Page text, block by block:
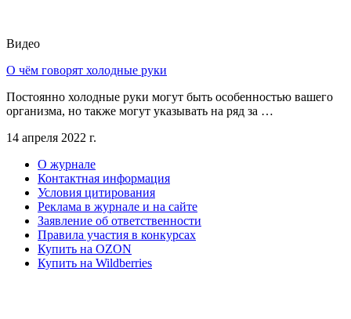
Видео
О чём говорят холодные руки
Постоянно холодные руки могут быть особенностью вашего
организма, но также могут указывать на ряд за …
14 апреля 2022 г.
О журнале
Контактная информация
Условия цитирования
Реклама в журнале и на сайте
Заявление об ответственности
Правила участия в конкурсах
Купить на OZON
Купить на Wildberries